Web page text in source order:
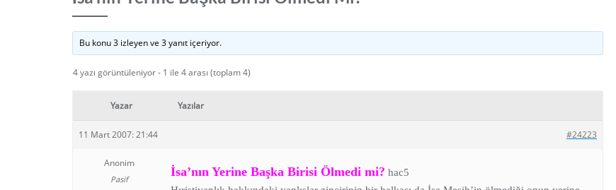
Bu konu 3 izleyen ve 3 yanıt içeriyor.
4 yazı görüntüleniyor - 1 ile 4 arası (toplam 4)
Yazar Yazılar
11 Mart 2007: 21:44 #24223
Anonim
Pasif
İsa’nın Yerine Başka Birisi Ölmedi mi? hac5